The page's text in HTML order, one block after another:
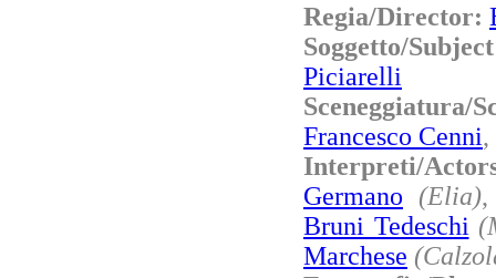
Regia/Director:
Soggetto/
Piciarelli
Francesco Cenni,
Interpreti/
Germano
(Elia)
Bruni Tedeschi
Marchese